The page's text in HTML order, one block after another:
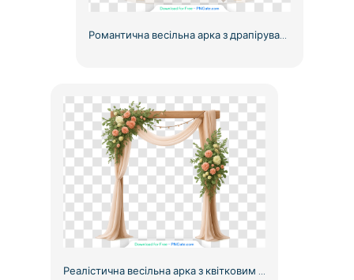
Романтична весільна арка з драпіруванням та трояндами, безкоштовний PNG
Реалістична весільна арка з квітковим декором безкоштовно PNG